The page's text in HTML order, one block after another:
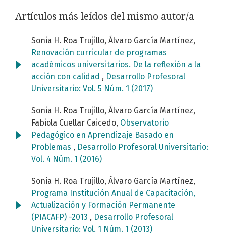
Artículos más leídos del mismo autor/a
Sonia H. Roa Trujillo, Álvaro García Martínez,
Renovación curricular de programas
académicos universitarios. De la reflexión a la
acción con calidad , Desarrollo Profesoral
Universitario: Vol. 5 Núm. 1 (2017)
Sonia H. Roa Trujillo, Álvaro García Martínez,
Fabiola Cuellar Caicedo, Observatorio
Pedagógico en Aprendizaje Basado en
Problemas , Desarrollo Profesoral Universitario:
Vol. 4 Núm. 1 (2016)
Sonia H. Roa Trujillo, Álvaro García Martínez,
Programa Institución Anual de Capacitación,
Actualización y Formación Permanente
(PIACAFP) -2013 , Desarrollo Profesoral
Universitario: Vol. 1 Núm. 1 (2013)